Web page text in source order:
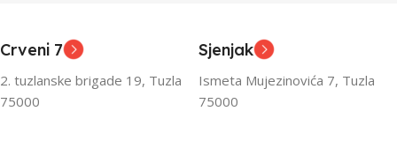
FILTRIRAJ PO TEŽINI FILTRIRAJ PO TEŽINI
Crveni 7
2. tuzlanske brigade 19, Tuzla
75000
Sjenjak
Ismeta Mujezinovića 7, Tuzla
75000